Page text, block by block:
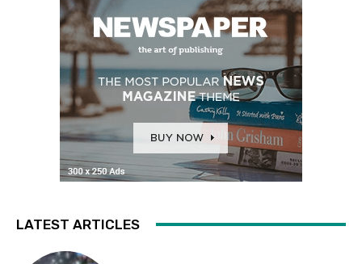
LATEST ARTICLES